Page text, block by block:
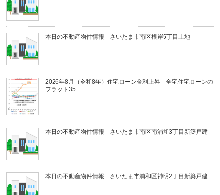
本日の不動産物件情報 さいたま市南区根岸5丁目土地
2026年8月（令和8年）住宅ローン金利上昇 全宅住宅ローンの
フラット35
本日の不動産物件情報 さいたま市南区南浦和3丁目新築戸建
本日の不動産物件情報 さいたま市浦和区神明2丁目新築戸建